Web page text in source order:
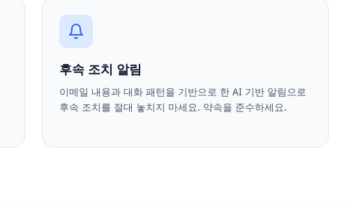
후속 조치 알림
이메일 내용과 대화 패턴을 기반으로 한 AI 기반 알림으로
후속 조치를 절대 놓치지 마세요. 약속을 준수하세요.